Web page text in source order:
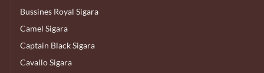
Bussines Royal Sigara
Camel Sigara
Captain Black Sigara
Cavallo Sigara